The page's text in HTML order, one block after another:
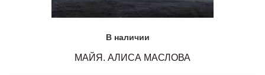
В наличии
МАЙЯ. АЛИСА МАСЛОВА